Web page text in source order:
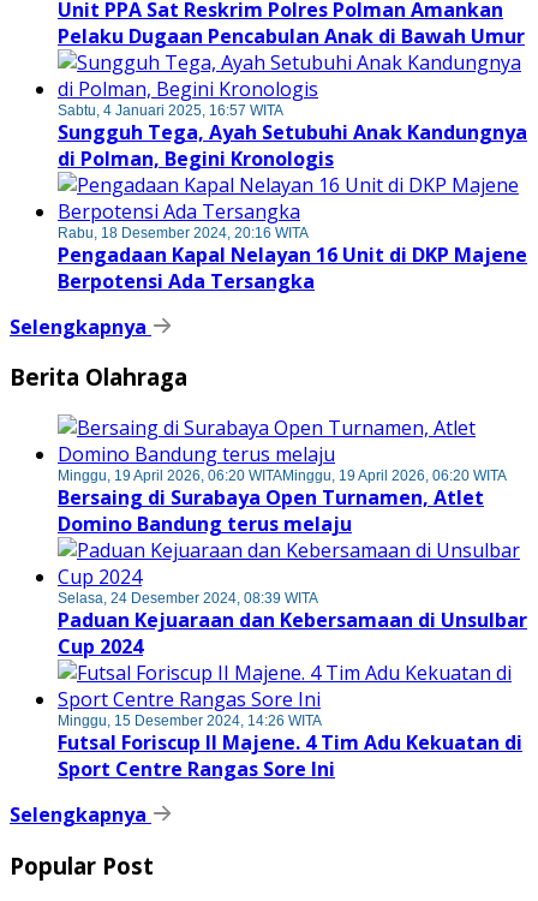
Unit PPA Sat Reskrim Polres Polman Amankan
Pelaku Dugaan Pencabulan Anak di Bawah Umur
Sabtu, 4 Januari 2025, 16:57 WITA
Sungguh Tega, Ayah Setubuhi Anak Kandungnya
di Polman, Begini Kronologis
Rabu, 18 Desember 2024, 20:16 WITA
Pengadaan Kapal Nelayan 16 Unit di DKP Majene
Berpotensi Ada Tersangka
Selengkapnya
Berita Olahraga
Minggu, 19 April 2026, 06:20 WITAMinggu, 19 April 2026, 06:20 WITA
Bersaing di Surabaya Open Turnamen, Atlet
Domino Bandung terus melaju
Selasa, 24 Desember 2024, 08:39 WITA
Paduan Kejuaraan dan Kebersamaan di Unsulbar
Cup 2024
Minggu, 15 Desember 2024, 14:26 WITA
Futsal Foriscup II Majene. 4 Tim Adu Kekuatan di
Sport Centre Rangas Sore Ini
Selengkapnya
Popular Post